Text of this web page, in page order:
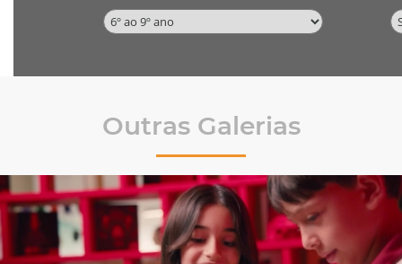
Outras Galerias